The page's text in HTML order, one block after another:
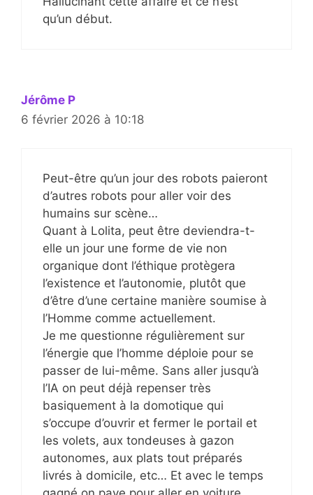
qu’un début.
Jérôme P
6 février 2026 à 10:18
Peut-être qu’un jour des robots paieront
d’autres robots pour aller voir des
humains sur scène…
Quant à Lolita, peut être deviendra-t-
elle un jour une forme de vie non
organique dont l’éthique protègera
l’existence et l’autonomie, plutôt que
d’être d’une certaine manière soumise à
l’Homme comme actuellement.
Je me questionne régulièrement sur
l’énergie que l’homme déploie pour se
passer de lui-même. Sans aller jusqu’à
l’IA on peut déjà repenser très
basiquement à la domotique qui
s’occupe d’ouvrir et fermer le portail et
les volets, aux tondeuses à gazon
autonomes, aux plats tout préparés
livrés à domicile, etc… Et avec le temps